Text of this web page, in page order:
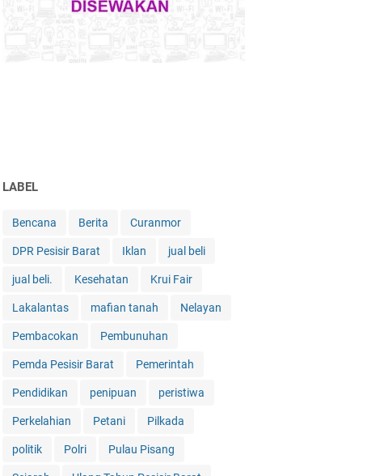
LABEL
Bencana Berita Curanmor
DPR Pesisir Barat Iklan jual beli
jual beli. Kesehatan Krui Fair
Lakalantas mafian tanah Nelayan
Pembacokan Pembunuhan
Pemda Pesisir Barat Pemerintah
Pendidikan penipuan peristiwa
Perkelahian Petani Pilkada
politik Polri Pulau Pisang